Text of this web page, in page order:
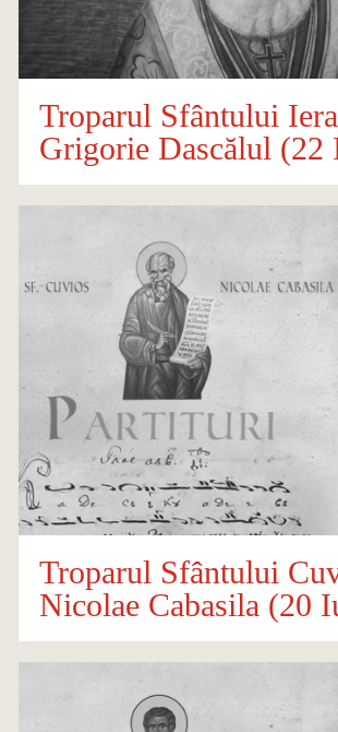
Troparul Sfântului
Grigorie Dascălul (22
Troparul Sfântului
Nicolae Cabasila (20